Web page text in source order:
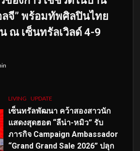
จี” พร้อมทัพศิลปินไทย
ณ เซ็นทรัลเวิลด์ 4-9
LIVING UPDATE
เซ็นทรัลพัฒนา คว้าสองสาวนัก
แสดงสุดฮอต “ลีน่า-หมิว” รับ
ภารกิจ Campaign Ambassador
“Grand Grand Sale 2026” ปลุก